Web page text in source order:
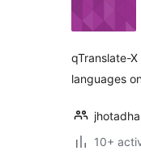
qTranslate-
languages
10+